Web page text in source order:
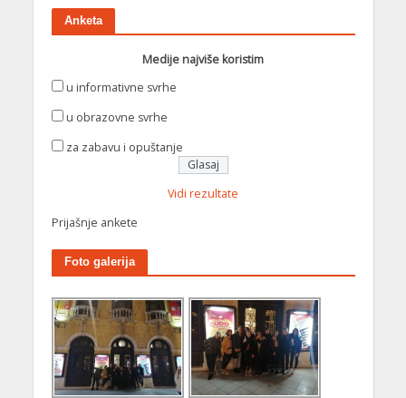
Anketa
Medije najviše koristim
u informativne svrhe
u obrazovne svrhe
za zabavu i opuštanje
Vidi rezultate
Prijašnje ankete
Foto galerija